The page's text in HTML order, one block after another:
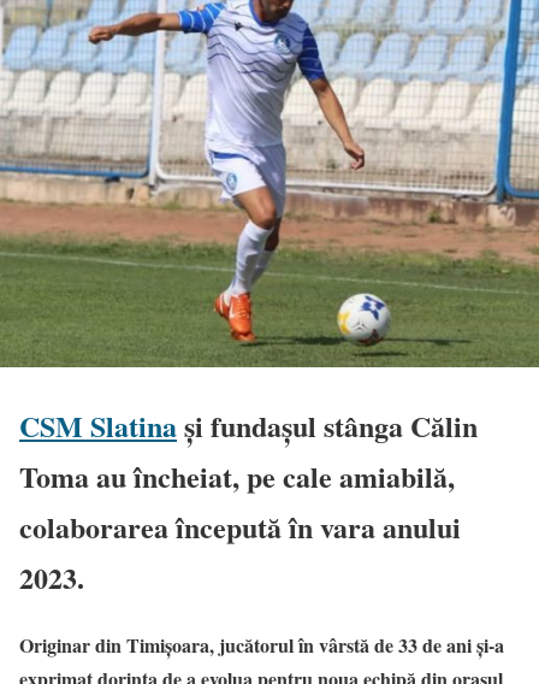
CSM Slatinași fundașul stânga Călin
Toma au încheiat, pe cale amiabilă,
colaborarea începută în vara anului
2023.
Originar din Timișoara, jucătorul în vârstă de 33 de ani și-a
exprimat dorința de a evolua pentru noua echipă din orașul